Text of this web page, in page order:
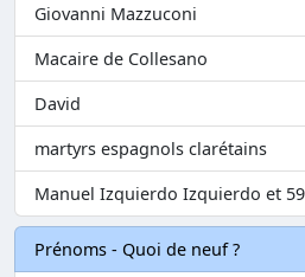
Giovanni Mazzuconi
Macaire de Collesano
David
martyrs espagnols clarétains
Manuel Izquierdo Izquierdo et
Prénoms - Quoi de neuf ?